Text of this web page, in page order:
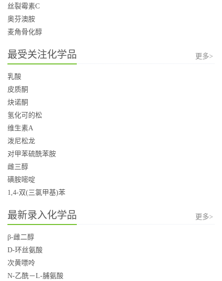
丝裂霉素C
奥芬澳胺
麦角骨化醇
最受关注化学品 更多>
乳酸
皮质酮
炔诺酮
氢化可的松
维生素A
泼尼松龙
对甲苯硫酰苯胺
雌三醇
磺胺嘧啶
1,4-双(三氯甲基)苯
最新录入化学品 更多>
β-雌二醇
D-环丝氨酸
次黄嘌呤
N-乙酰－L-脯氨酸